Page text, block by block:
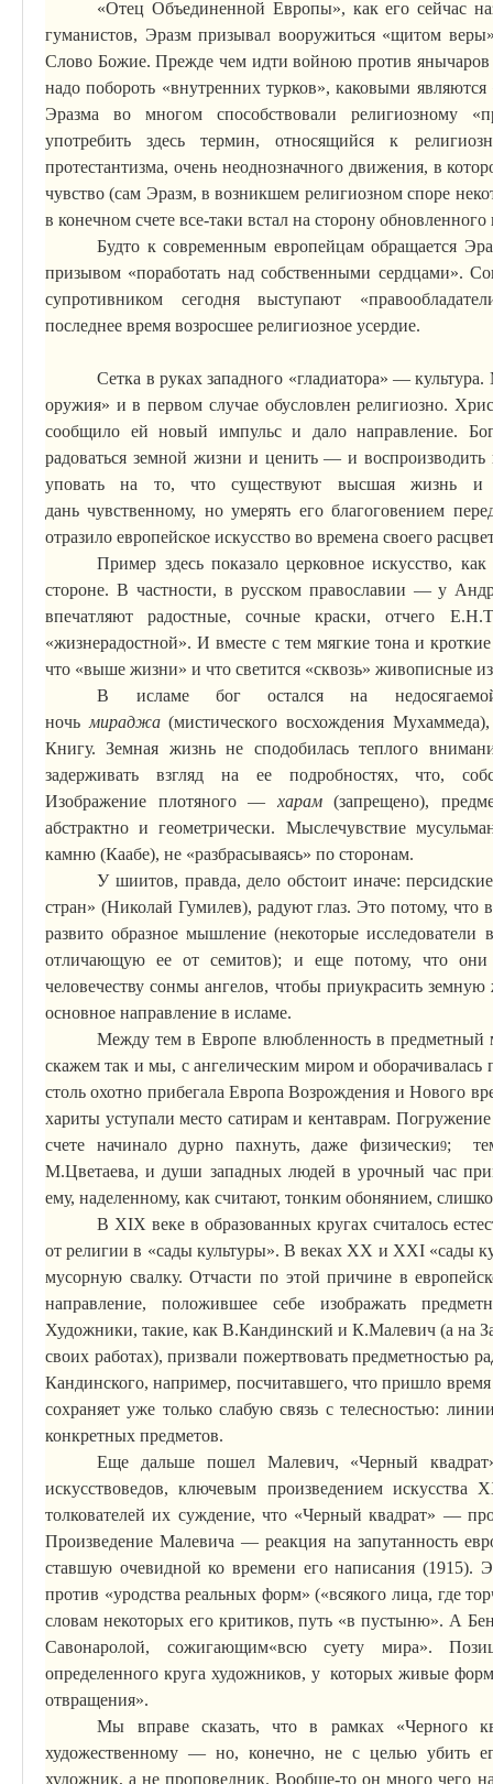
«Отец Объединенной Европы», как его сейчас
гуманистов, Эразм призывал вооружиться «щитом
Слово Божие. Прежде чем идти войною против
надо побороть «внутренних турков», каковыми
Эразма во многом способствовали религиозному
употребить здесь термин, относящийся к
протестантизма, очень неоднозначного движения, в
чувство (сам Эразм, в возникшем религиозном споре
в конечном счете все-таки встал на сторону
Будто к современным европейцам обращается
призывом «поработать над собственными сердцами».
супротивником сегодня выступают
последнее время возросшее религиозное усердие.
Сетка в руках западного «гладиатора» —
оружия» и в первом случае обусловлен религиозно.
сообщило ей новый импульс и дало направление.
радоваться земной жизни и ценить — и
уповать на то, что существуют высшая жизнь и
даньчувственному, но умерять его благоговением
отразило европейское искусство во времена своего
Пример здесь показало церковное искусство,
стороне. В частности, в русском православии — у
впечатляют радостные, сочные краски, отчего
«жизнерадостной». И вместе с тем мягкие тона и
что «выше жизни» и что светится «сквозь» живописные
В исламе бог остался на
ночь мираджа (мистического восхождения
Книгу. Земная жизнь не сподобилась теплого
задерживать взгляд на ее подробностях, что,
Изображение плотяного— харам
(запрещено),
абстрактно и геометрически. Мыслечувствие
камню (Каабе), не «разбрасываясь» по сторонам.
У шиитов, правда, дело обстоит иначе:
стран» (Николай Гумилев), радуют глаз. Это потому, что
развито образное мышление (некоторые исследователи
отличающую ее от семитов); и еще потому, что они
человечеству сонмы ангелов, чтобы приукрасить
основное направление в исламе.
Между тем в Европе влюбленность в предметный
скажем так и мы, сангелическим миром и оборачивалась
столь охотно прибегала Европа Возрождения и Нового
хариты уступали место сатирам и кентаврам.
счете начинало дурно пахнуть, даже физически9;
М.Цветаева, и души западных людей в урочный час
ему, наделенному, как считают, тонким обонянием,
В XIX веке в образованных кругах считалось
от религии в «сады культуры». В веках XX и XXI «сады
мусорную свалку. Отчасти по этой причине в
направление, положившее себе изображать
Художники, такие, как В.Кандинский и К.Малевич (а на
своих работах), призвали пожертвовать предметностью
Кандинского, например, посчитавшего, что пришло время
сохраняет уже только слабую связь с телесностью:
конкретных предметов.
Еще дальше пошел Малевич, «Черный
искусствоведов, ключевым произведением
толкователей их суждение, что «Черный квадрат» —
Произведение Малевича — реакция на запутанность
ставшую очевидной ко времени его написания (1915).
против «уродства реальных форм» («всякого лица, где
словам некоторых его критиков, путь «в пустыню». А
Савонаролой, сожигающим«всю суету мира».
определенного круга художников, у которых живые
отвращения».
Мы вправе сказать, что в рамках «Черного
художественному — но, конечно, не с целью убить
художник, а не проповедник. Вообще-то он много чего